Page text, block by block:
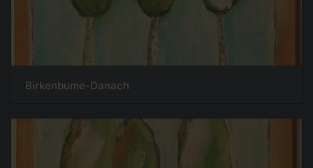
Birkenbume-Danach